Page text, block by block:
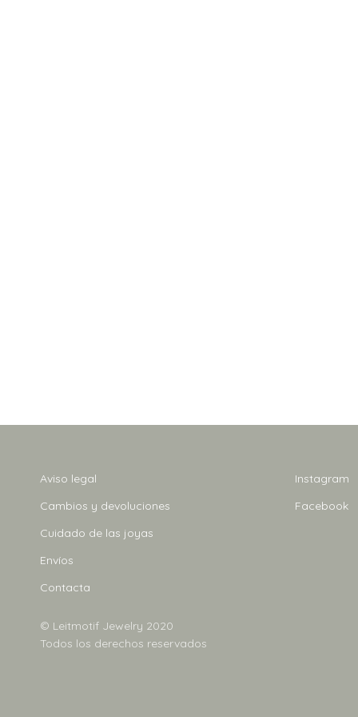
Aviso legal
Cambios y devoluciones
Cuidado de las joyas
Envíos
Contacta
© Leitmotif Jewelry 2020
Todos los derechos reservados
Instagram
Facebook